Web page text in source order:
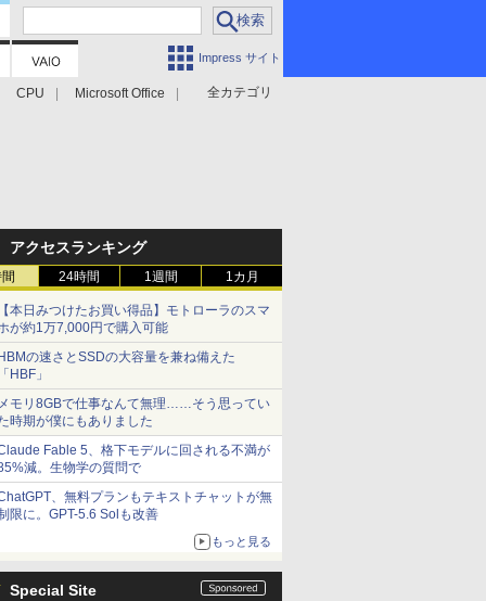
Impress サイト
全カテゴリ
CPU Microsoft Office
アクセスランキング
24時間 1週間 1カ月
本日みつけたお買い得品】モトローラのスマ
が約1万7,000円で購入可能
の速さとSSDの大容量を兼ね備えた
HBF」
モリ8GBで仕事なんて無理……そう思ってい
時期が僕にもありました
Fable 5、格下モデルに回される不満が
減。生物学の質問で
、無料プランもテキストチャットが無
限に。GPT-5.6 Solも改善
もっと見る
Special Site